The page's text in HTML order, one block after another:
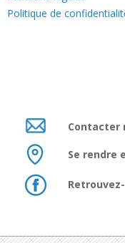
Politique de
Contacter
Se rendre